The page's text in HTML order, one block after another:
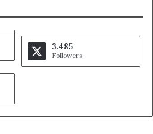
3.485
Followers